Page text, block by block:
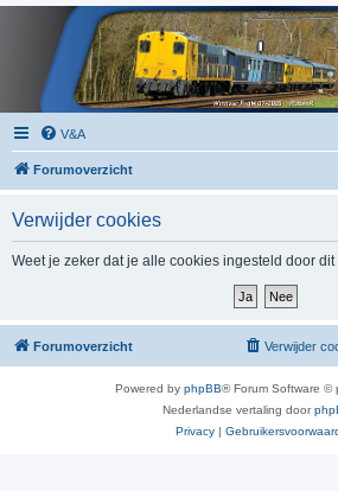
V&A
Forumoverzicht
Verwijder cookies
Weet je zeker dat je alle cookies ingesteld door
Forumoverzicht Verwijder
Powered by phpBB® Forum Software ©
Nederlandse vertaling door
Privacy |